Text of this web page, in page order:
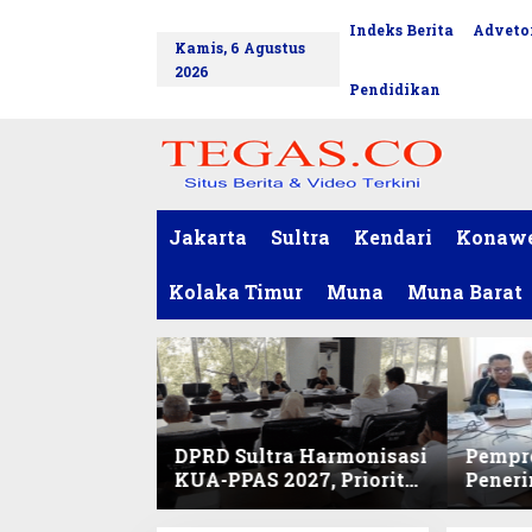
Kamis, 6 Agustus
2026
Indeks Berita
Pendidikan
Jakarta Sultra Kendari
Kolaka Timur Muna Muna Barat
DPRD Sultra Harmonisasi
KUA-PPAS 2027, Prioritas
Pendidikan, Kebudayaan,
PPPK